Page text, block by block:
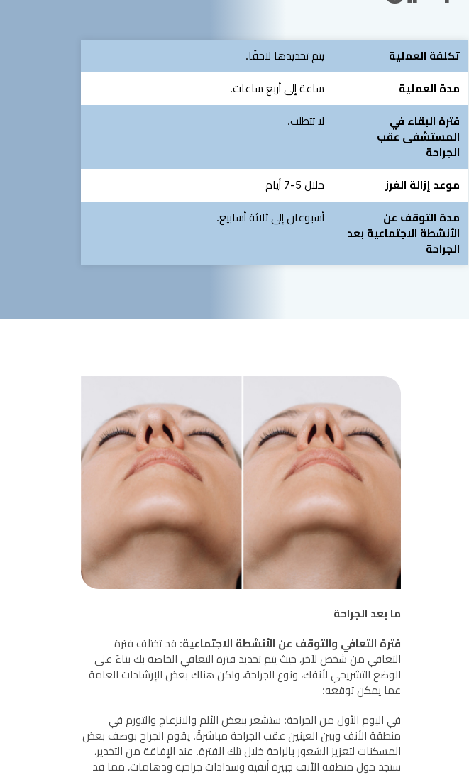
تكلفة العملية يتم تحديدها لاحقًا.
مدة العملية ساعة إلى أربع ساعات.
فترة البقاء في
المستشفى عقب
الجراحة
لا تتطلب.
موعد إزالة الغرز خلال 5-7 أيام
مدة التوقف عن
الأنشطة الاجتماعية بعد
الجراحة
أسبوعان إلى ثلاثة أسابيع.
ما بعد الجراحة
فترة التعافي والتوقف عن الأنشطة الاجتماعية: قد تختلف فترة
التعافي من شخص لآخر، حيث يتم تحديد فترة التعافي الخاصة بك بناءً على
الوضع التشريحي لأنفك، ونوع الجراحة، ولكن هناك بعض الإرشادات العامة
عما يمكن توقعه:
في اليوم الأول من الجراحة: ستشعر ببعض الألم والانزعاج والتورم في
منطقة الأنف وبين العينين عقب الجراحة مباشرةً. يقوم الجراح بوصف بعض
المسكنات لتعزيز الشعور بالراحة خلال تلك الفترة. عند الإفاقة من التخدير،
ستجد حول منطقة الأنف جبيرة أنفية وسدادات جراحية ودهامات، مما قد